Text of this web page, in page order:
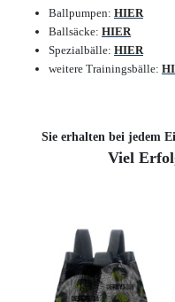
Ballpumpen: HIER
Ballsäcke: HIER
Spezialbälle: HIER
weitere Trainingsbälle:
Sie erhalten bei jedem
Viel